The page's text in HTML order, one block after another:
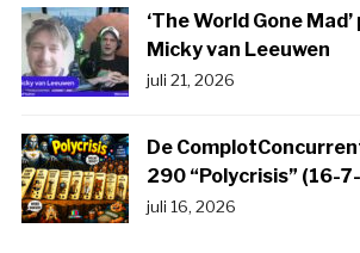
‘The World Gone
Micky van Leeuwen
juli 21, 2026
De
290 “Polycrisis” (16-
juli 16, 2026